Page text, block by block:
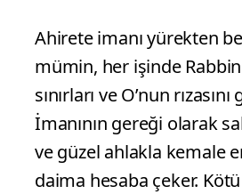
Ahirete imanı yürekten
mümin, her işinde
sınırları ve O’nun rızasını
İmanının gereği olarak
ve güzel ahlakla kemale
daima hesaba çeker.